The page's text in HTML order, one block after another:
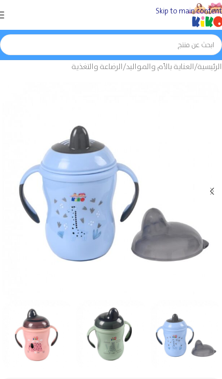
Skip to main content
الرئيسية/العناية بالأم والمواليد/الرضاعة والتغذية